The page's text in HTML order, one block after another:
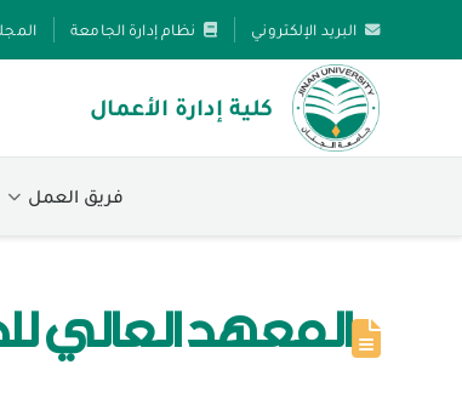
البريد الإلكتروني نظام إدارة الجامعة
كلية إدارة الأعمال
فريق العمل
المعهد العالي